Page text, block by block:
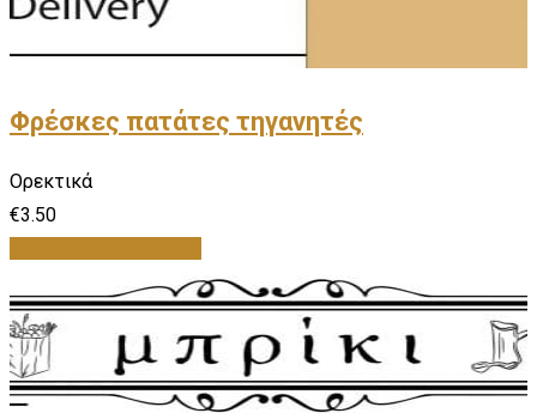
Φρέσκες πατάτες τηγανητές
Ορεκτικά
€3.50